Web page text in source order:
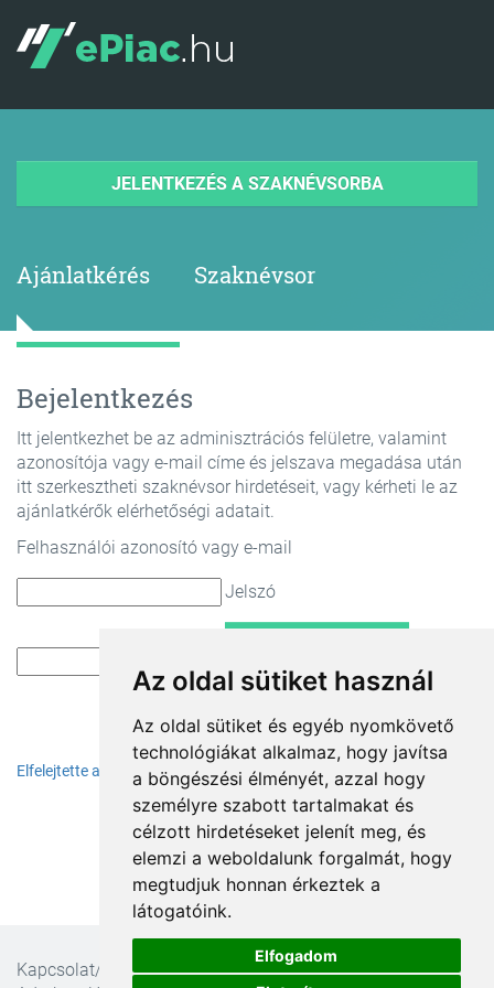
Az oldal sütiket használ
Az oldal sütiket és egyéb nyomkövető
technológiákat alkalmaz, hogy javítsa
a böngészési élményét, azzal hogy
személyre szabott tartalmakat és
célzott hirdetéseket jelenít meg, és
elemzi a weboldalunk forgalmát, hogy
megtudjuk honnan érkeztek a
látogatóink.
Elfogadom
Ajánlatkérés Szaknévsor
JELENTKEZÉS A SZAKNÉVSORBA
Bejelentkezés
Itt jelentkezhet be az adminisztrációs felületre, valamint
azonosítója vagy e-mail címe és jelszava megadása után
itt szerkesztheti szaknévsor hirdetéseit, vagy kérheti le az
ajánlatkérők elérhetőségi adatait.
Felhasználói azonosító vagy e-mail
Jelszó
Elfelejtette a jelszavát?
Kapcsolat/Impresszum ÁSZF
Ajánlatkérési feltételek